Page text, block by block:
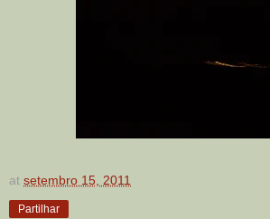
at setembro 15, 2011
Partilhar